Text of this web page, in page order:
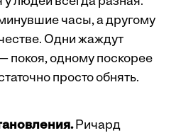
минувшие часы, а другому
Одни жаждут
покоя, одному поскорее
просто обнять.
Ричард